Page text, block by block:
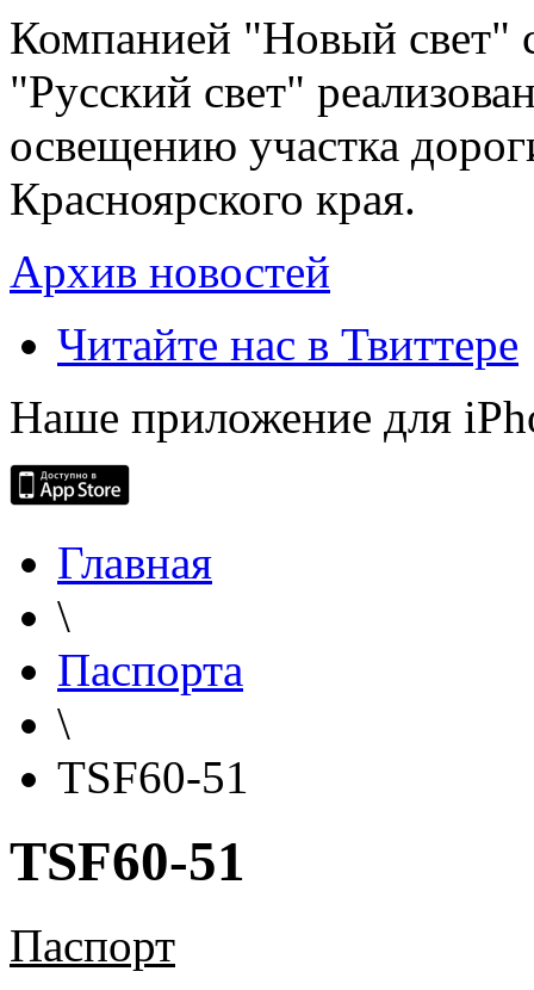
Компанией "Новый свет"
"Русский свет"
освещению участка
Красноярского края.
Архив новостей
Читайте нас в Твиттере
Наше приложение для
Главная
\
Паспорта
\
TSF60-51
TSF60-51
Паспорт